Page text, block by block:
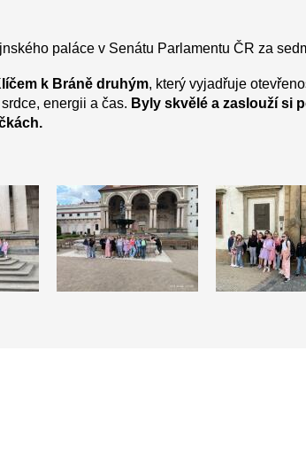
paláce v Senátu Parlamentu ČR za
k Bráně druhým, který vyjadřuje
energii a čas. Byly skvělé a zaslouží si